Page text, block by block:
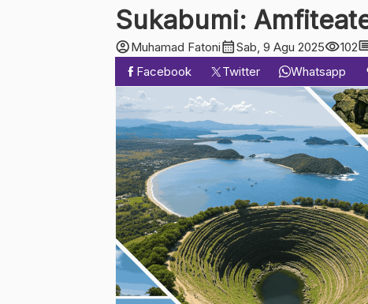
Sukabumi:
account_circleMuhamad Fatonicalendar_monthSab, 9 Agu 2025visibility102
Facebook
Twitter Whatsapp